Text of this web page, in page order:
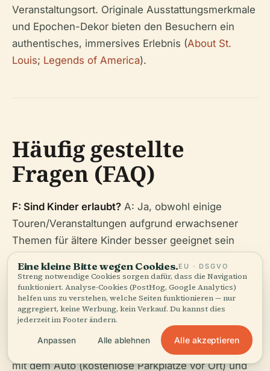
Veranstaltungsort. Originale Ausstattungsmerkmale
und Epochen-Dekor bieten den Besuchern ein
authentisches, immersives Erlebnis (About St.
Louis; Legends of America).
Häufig gestellte
Fragen (FAQ)
F: Sind Kinder erlaubt? A: Ja, obwohl einige
Touren/Veranstaltungen aufgrund erwachsener
Themen für ältere Kinder besser geeignet sein
könnten.
F: Ist Fotografie erlaubt?A: Generell ja, aber
während Touren/Veranstaltungen können
Einschränkungen gelten.
F: Wie komme ich dorthin?
A: Das Herrenhaus ist
mit dem Auto (kostenlose Parkplätze vor Ort) und
Eine kleine Bitte wegen Cookies.EU · DSGVO
Streng notwendige Cookies sorgen dafür, dass die Navigation
funktioniert. Analyse-Cookies (PostHog, Google Analytics)
helfen uns zu verstehen, welche Seiten funktionieren — nur
aggregiert, keine Werbung, kein Verkauf. Du kannst dies
jederzeit im Footer ändern.
Anpassen Alle ablehnen Alle akzeptieren